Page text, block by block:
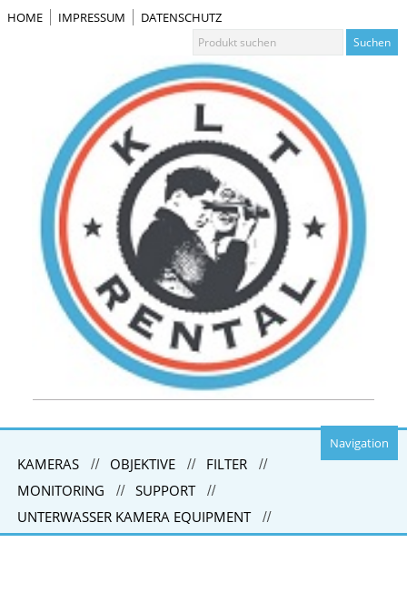
HOME IMPRESSUM DATENSCHUTZ
Navigation
KAMERAS OBJEKTIVE
FILTER
MONITORING
SUPPORT
UNTERWASSER KAMERA EQUIPMENT